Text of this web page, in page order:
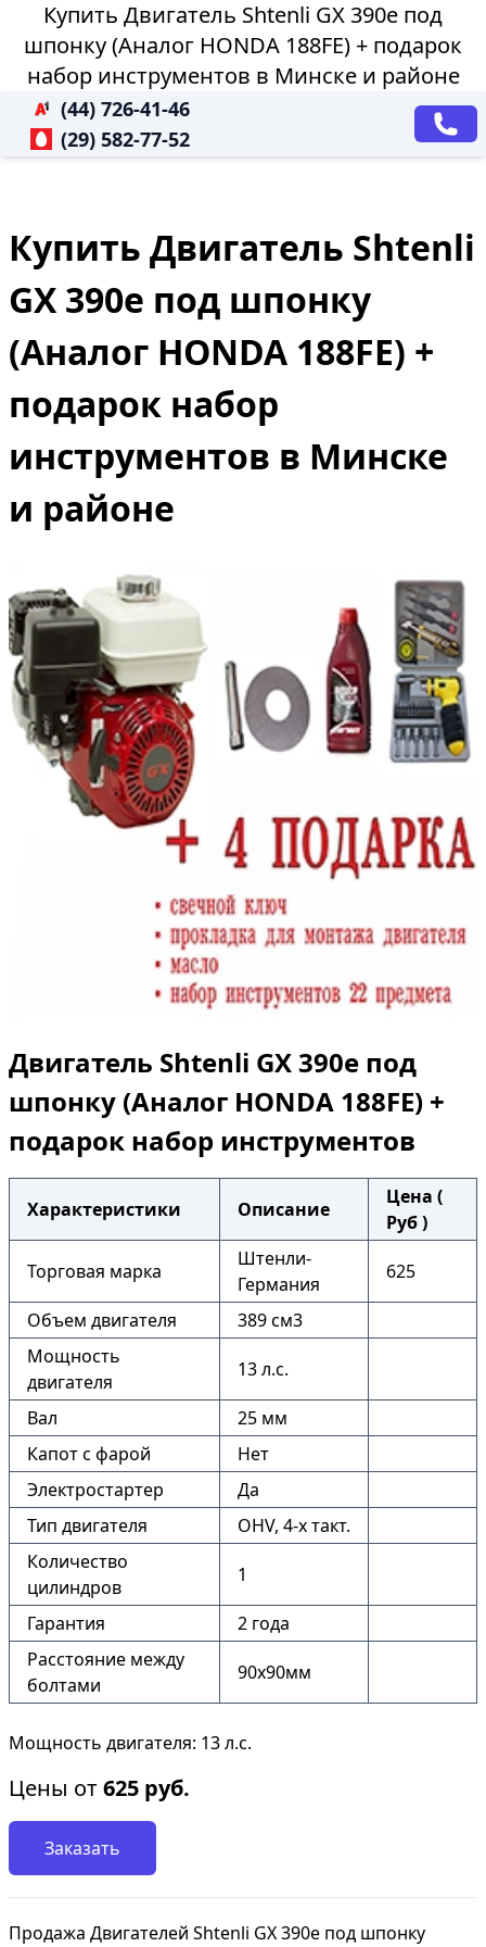
Купить Двигатель Shtenli GX 390е под
шпонку (Аналог HONDA 188FE) + подарок
набор инструментов в Минске и районе
(44) 726-41-46
(29) 582-77-52
Купить Двигатель Shtenli
GX 390е под шпонку
(Аналог HONDA 188FE) +
подарок набор
инструментов в Минске
и районе
Двигатель Shtenli GX 390е под
шпонку (Аналог HONDA 188FE) +
подарок набор инструментов
Характеристики Описание
Цена (
Руб )
Торговая марка
Штенли-
Германия
625
Объем двигателя
389 см3
Мощность
двигателя
13 л.с.
Вал
25 мм
Капот с фарой
Нет
Электростартер
Да
Тип двигателя
OHV, 4-x такт.
Количество
цилиндров
1
Гарантия
2 года
Расстояние между
болтами
90х90мм
Мощность двигателя: 13 л.с.
Цены от625 руб.
Заказать
Продажа Двигателей Shtenli GX 390е под шпонку